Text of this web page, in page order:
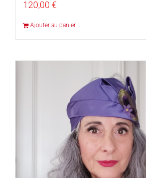
120,00 €
Ajouter au panier